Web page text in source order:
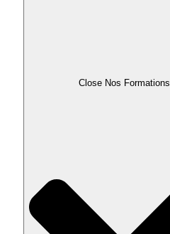
Close Nos Formations